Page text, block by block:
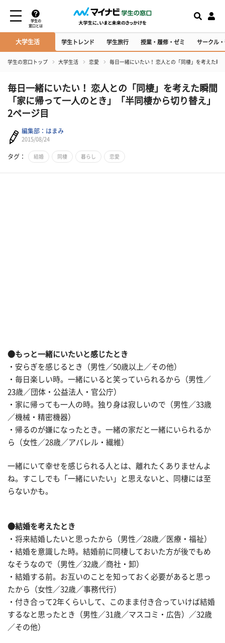
学生の
窓口とは
大学生活 学生トレンド 学生旅行 授業・履修・ゼミ サークル
学生の窓口トップ 大学生活 恋愛 毎日一緒にいたい！ 恋人との「同棲」を考えた瞬
毎日一緒にいたい！ 恋人との「同棲」を考えた瞬間
「家に帰って一人のとき」「半同棲から切り替え」
2ページ目
編集部：はまみ
2015/08/24
タグ： 結婚 同棲 暮らし 恋愛
●もっと一緒にいたいと感じたとき
・安らぎを感じるとき（男性／50歳以上／その他）
・毎日楽しい時。一緒にいると笑っていられるから（男性／
23歳／団体・公益法人・官公庁）
・家に帰っても一人の時。独り身は寂しいので（男性／33歳
／機械・精密機器）
・帰るのが嫌になったとき。一緒の家だと一緒にいられるか
ら（女性／28歳／アパレル・繊維）
一緒にいて幸せを感じられる人とは、離れたくありませんよ
ね。すこしでも「一緒にいたい」と思えないと、同棲には至
らないかも。
●結婚を考えたとき
・将来結婚したいと思ったから（男性／28歳／医療・福祉）
・結婚を意識した時。結婚前に同棲しておいた方が後でもめ
なそうなので（男性／32歳／商社・卸）
・結婚する前。お互いのことを知っておく必要があると思っ
たから（女性／32歳／事務代行）
・付き合って2年くらいして、このまま付き合っていけば結婚
するなと思ったとき（男性／31歳／マスコミ・広告）／32歳
／その他）